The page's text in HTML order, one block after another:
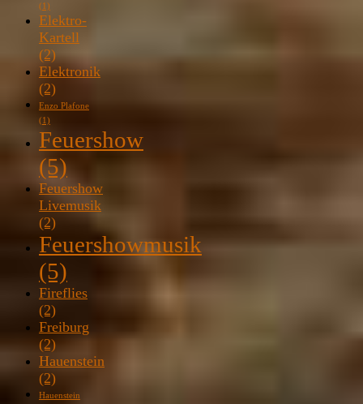
(1)
Elektro-
Kartell
(2)
Elektronik
(2)
Enzo Plafone
(1)
Feuershow
(5)
Feuershow
Livemusik
(2)
Feuershowmusik
(5)
Fireflies
(2)
Freiburg
(2)
Hauenstein
(2)
Hauenstein